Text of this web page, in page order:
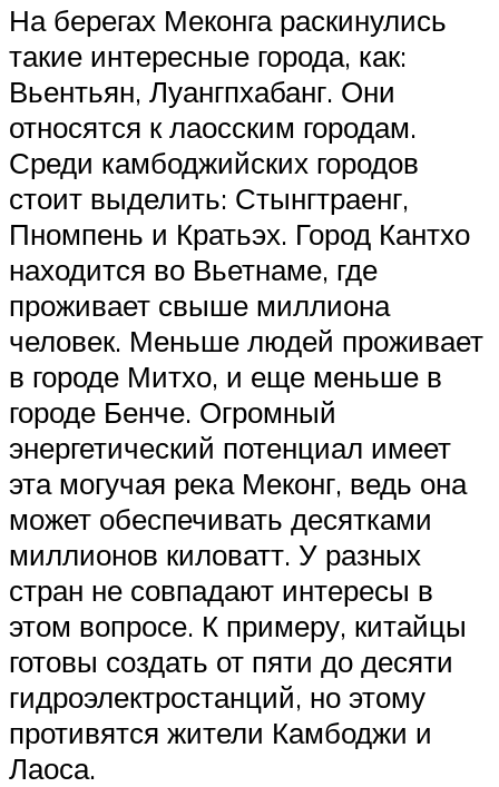
На берегах Меконга раскинулись
такие интересные города, как:
Вьентьян, Луангпхабанг. Они
относятся к лаосским городам.
Среди камбоджийских городов
стоит выделить: Стынгтраенг,
Пномпень и Кратьэх. Город Кантхо
находится во Вьетнаме, где
проживает свыше миллиона
человек. Меньше людей проживает
в городе Митхо, и еще меньше в
городе Бенче. Огромный
энергетический потенциал имеет
эта могучая река Меконг, ведь она
может обеспечивать десятками
миллионов киловатт. У разных
стран не совпадают интересы в
этом вопросе. К примеру, китайцы
готовы создать от пяти до десяти
гидроэлектростанций, но этому
противятся жители Камбоджи и
Лаоса.